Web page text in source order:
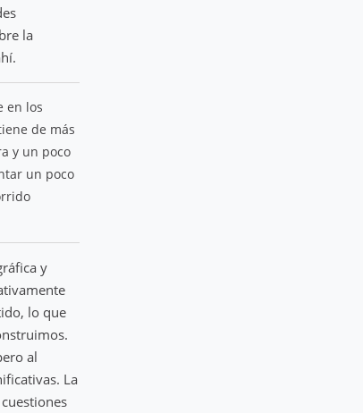
la
en los
de más
y un poco
un poco
y
lo que
al
La